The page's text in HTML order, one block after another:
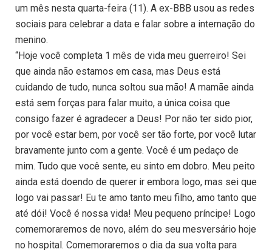
um mês nesta quarta-feira (11). A ex-BBB usou as redes
sociais para celebrar a data e falar sobre a internação do
menino.
“Hoje você completa 1 mês de vida meu guerreiro! Sei
que ainda não estamos em casa, mas Deus está
cuidando de tudo, nunca soltou sua mão! A mamãe ainda
está sem forças para falar muito, a única coisa que
consigo fazer é agradecer a Deus! Por não ter sido pior,
por você estar bem, por você ser tão forte, por você lutar
bravamente junto com a gente. Você é um pedaço de
mim. Tudo que você sente, eu sinto em dobro. Meu peito
ainda está doendo de querer ir embora logo, mas sei que
logo vai passar! Eu te amo tanto meu filho, amo tanto que
até dói! Você é nossa vida! Meu pequeno príncipe! Logo
comemoraremos de novo, além do seu mesversário hoje
no hospital. Comemoraremos o dia da sua volta para